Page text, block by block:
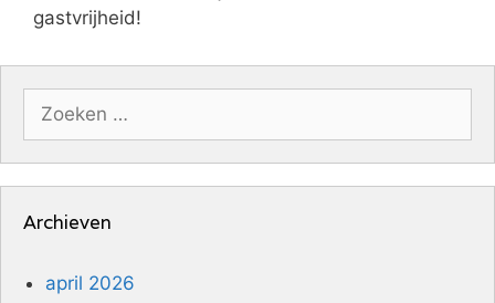
gastvrijheid!
naar:
Archieven
april 2026